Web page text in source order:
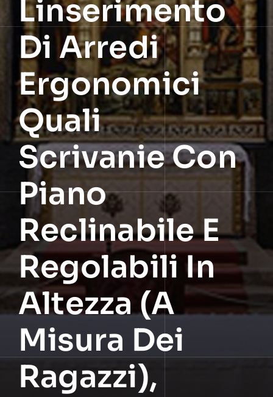
Linserimento
Di Arredi
Ergonomici
Quali
Scrivanie Con
Piano
Reclinabile E
Regolabili In
Altezza (a
Misura Dei
Ragazzi),